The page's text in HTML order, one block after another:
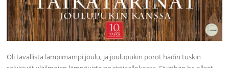
Oli tavallista lämpimämpi joulu, ja joulupukin porot hädin tuskin